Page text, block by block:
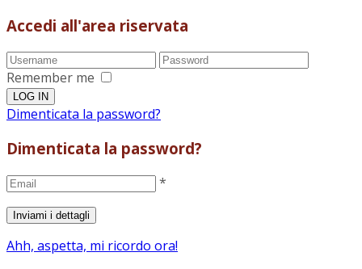
Accedi all'area riservata
Remember me
Dimenticata la password?
Dimenticata la password?
*
Ahh, aspetta, mi ricordo ora!